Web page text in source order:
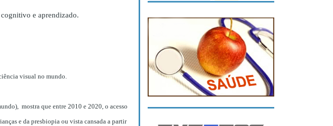
e aprendizado.
visual no mundo.
mostra que entre 2010 e 2020, o acesso
e da presbiopia ou vista cansada a partir